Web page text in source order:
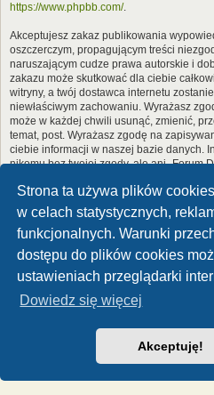
Strona ta używa plików
w celach statystycznych,
funkcjonalnych. Warunki
dostępu do plików cookies
ustawieniach przeglądarki
Dowiedz się więcej
Akceptuję!
https://www.phpbb.com/.
Akceptujesz zakaz publikowania
oszczerczym, propagującym treści
naruszającym cudze prawa autorskie i
zakazu może skutkować dla ciebie
witryny, a twój dostawca internetu
niewłaściwym zachowaniu. Wyrażasz
może w każdej chwili usunąć, zmienić,
temat, post. Wyrażasz zgodę na
ciebie informacji w naszej bazie danych.
nikomu bez twojej zgody, ale ani „Forum
ponosi odpowiedzialności za włamania
dojść do kradzieży danych.
Forum Dinozaury.com Strona główna
Dinozaury.com©
Polski pakiet językowy